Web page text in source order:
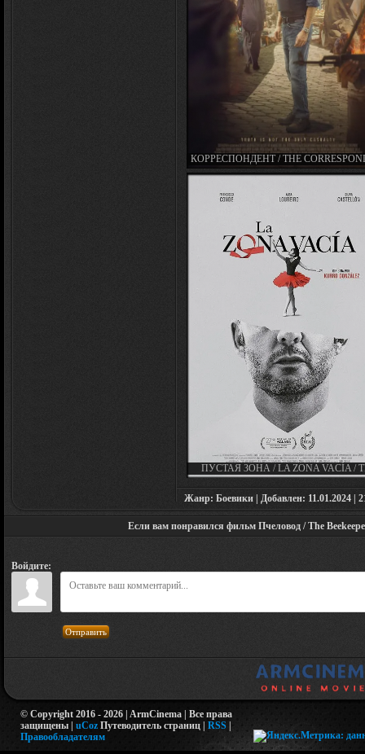
КОРРЕСПОНДЕНТ / THE
(2024)
ПУСТАЯ ЗОНА / LA ZONA VACÍA /
ZONE OF AVOIDANCE (2024)
Жанр: Боевики | Добавлен: 11.01.2024 |
Если вам понравился фильм Пчеловод / The
Войдите:
Отправить
© Copyright 2016 - 2026 | ArmCinema | Все права
защищены | uCoz Путеводитель страниц | RSS |
Правообладателям